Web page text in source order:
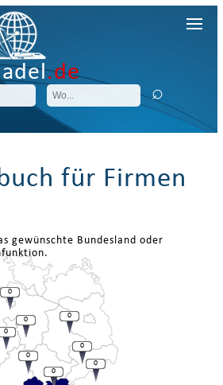
.de
für Firmen
gewünschte Bundesland oder
0
0
0
0
0
0
0
0